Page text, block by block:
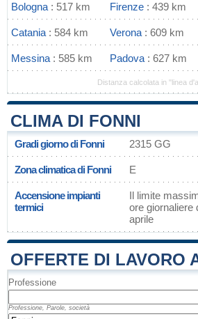
Bologna : 517 km Firenze : 439 km
Catania : 584 km Verona : 609 km
Messina : 585 km Padova : 627 km
Distanza calcolata in "linea
CLIMA DI FONNI
Gradi giorno di Fonni 2315 GG
Zona climatica di Fonni E
Accensione impianti
termici
Il limite
ore giornaliere
aprile
OFFERTE DI LAVORO
Professione
Professione, Parole, società